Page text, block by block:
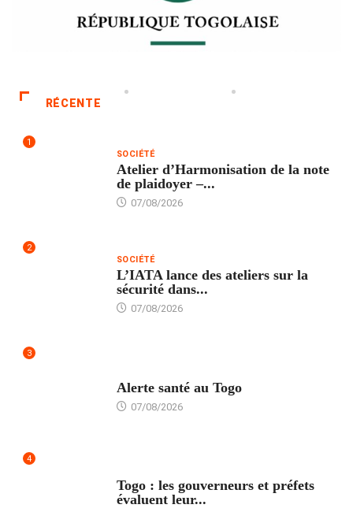
RÉCENTE
1
SOCIÉTÉ
Atelier d’Harmonisation de la note
de plaidoyer –...
07/08/2026
2
SOCIÉTÉ
L’IATA lance des ateliers sur la
sécurité dans...
07/08/2026
3
Alerte santé au Togo
07/08/2026
4
Togo : les gouverneurs et préfets
évaluent leur...